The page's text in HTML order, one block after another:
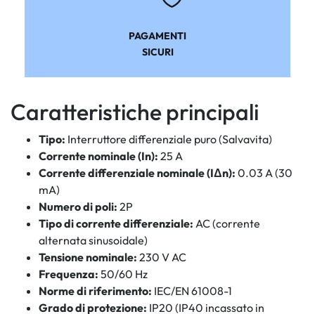
PAGAMENTI
SICURI
Caratteristiche principali
Tipo: Interruttore differenziale puro (Salvavita)
Corrente nominale (In): 25 A
Corrente differenziale nominale (IΔn): 0.03 A (30
mA)
Numero di poli: 2P
Tipo di corrente differenziale: AC (corrente
alternata sinusoidale)
Tensione nominale: 230 V AC
Frequenza: 50/60 Hz
Norme di riferimento: IEC/EN 61008-1
Grado di protezione: IP20 (IP40 incassato in